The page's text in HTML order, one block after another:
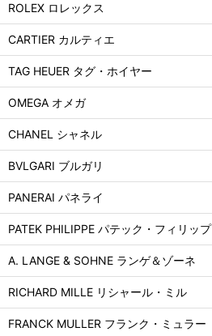
ROLEX ロレックス
CARTIER カルティエ
TAG HEUER タグ・ホイヤー
OMEGA オメガ
CHANEL シャネル
BVLGARI ブルガリ
PANERAI パネライ
PATEK PHILIPPE パテック・フィリップ
A. LANGE & SOHNE ランゲ＆ゾーネ
RICHARD MILLE リシャール・ミル
FRANCK MULLER フランク・ミュラー